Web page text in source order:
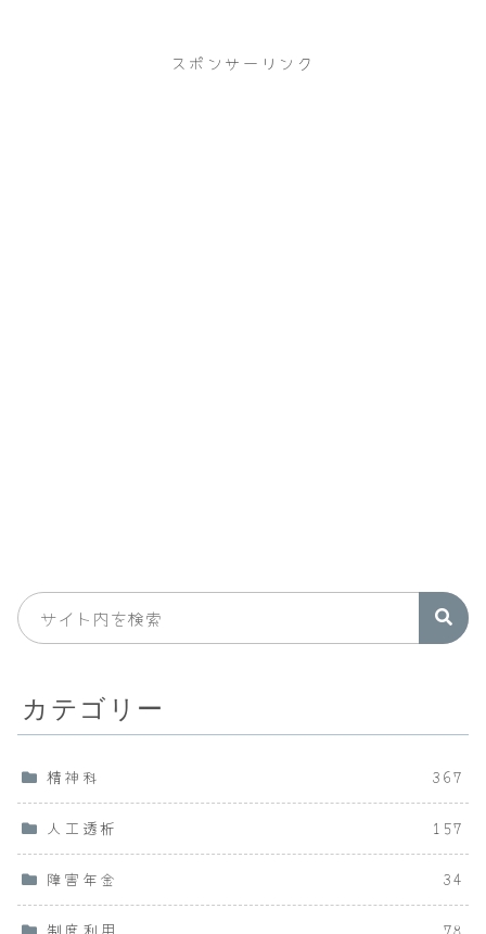
スポンサーリンク
カテゴリー
精神科 367
人工透析 157
障害年金 34
制度利用 78